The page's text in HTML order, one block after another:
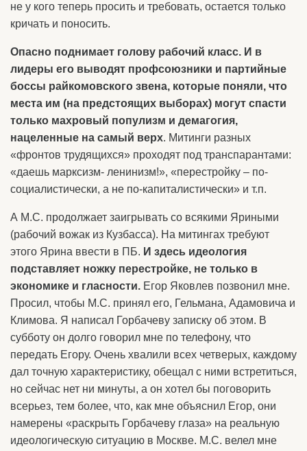
не у кого теперь просить и требовать, остается только
кричать и поносить.
Опасно поднимает голову рабочий класс. И в
лидеры его выводят профсоюзники и партийные
боссы райкомовского звена, которые поняли, что
места им (на предстоящих выборах) могут спасти
только махровый популизм и демагогия,
нацеленные на самый верх. Митинги разных
«фронтов трудящихся» проходят под транспарантами:
«даешь марксизм- ленинизм!», «перестройку – по-
социалистически, а не по-капиталистически» и т.п.
А М.С. продолжает заигрывать со всякими Яриными
(рабочий вожак из Кузбасса). На митингах требуют
этого Ярина ввести в ПБ. И здесь идеология
подставляет ножку перестройке, не только в
экономике и гласности. Егор Яковлев позвонил мне.
Просил, чтобы М.С. принял его, Гельмана, Адамовича и
Климова. Я написал Горбачеву записку об этом. В
субботу он долго говорил мне по телефону, что
передать Егору. Очень хвалили всех четверых, каждому
дал точную характеристику, обещал с ними встретиться,
но сейчас нет ни минуты, а он хотел бы поговорить
всерьез, тем более, что, как мне объяснил Егор, они
намерены «раскрыть Горбачеву глаза» на реальную
идеологическую ситуацию в Москве. М.С. велел мне